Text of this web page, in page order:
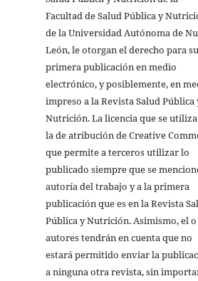
Facultad de Salud Pública y
de la Universidad Autónoma de
León, le otorgan el derecho para su
primera publicación en medio
electrónico, y posiblemente, en
impreso a la Revista Salud Pública
Nutrición. La licencia que se utiliza
la de atribución de Creative
que permite a terceros utilizar lo
publicado siempre que se
autoría del trabajo y a la primera
publicación que es en la Revista
Pública y Nutrición. Asimismo, el
autores tendrán en cuenta que no
estará permitido enviar la
a ninguna otra revista, sin